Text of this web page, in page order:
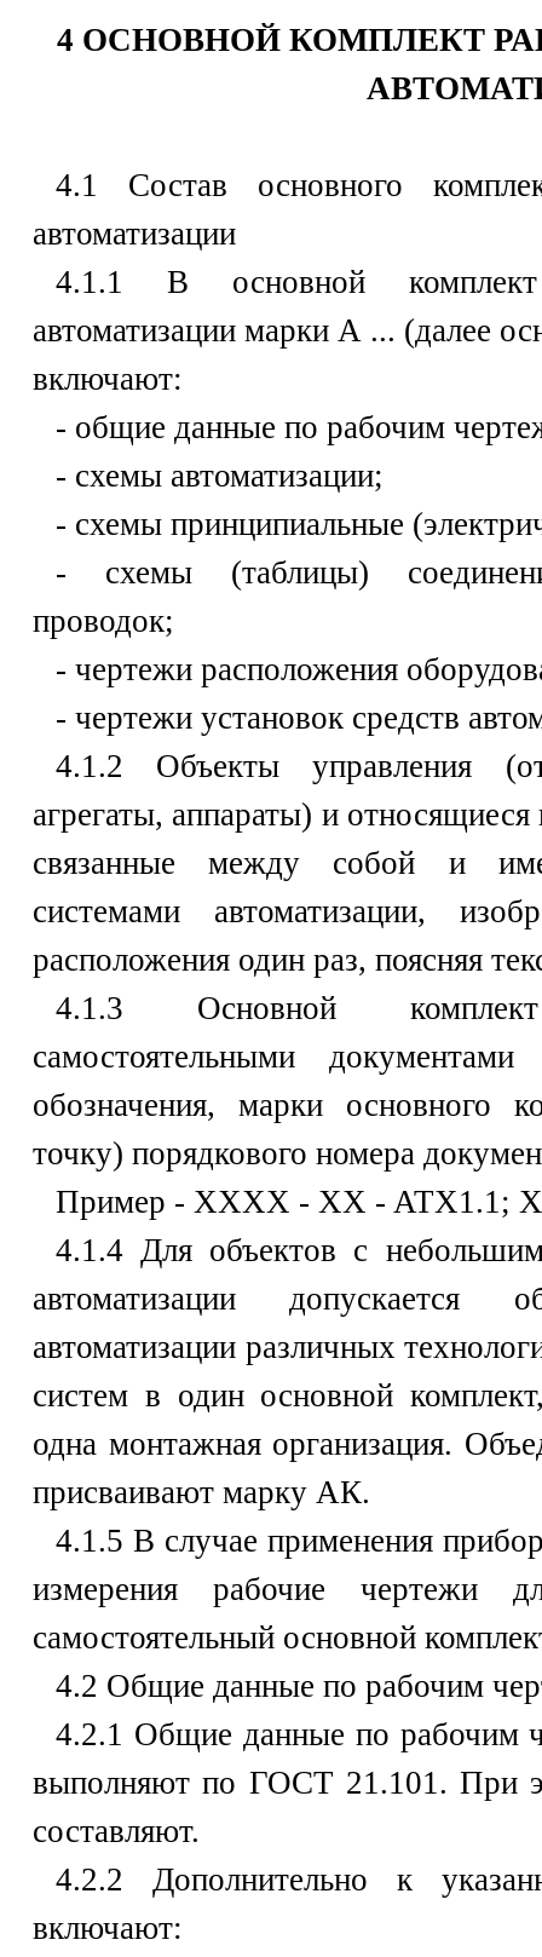
4 ОСНОВНОЙ КОМПЛЕКТ
4.1 Состав основного
автоматизации
4.1.1 В основной
автоматизации марки А ... (далее
включают:
- общие данные по рабочим
- схемы автоматизации;
- схемы принципиальные
- схемы (таблицы)
проводок;
- чертежи расположения
- чертежи установок средств
4.1.2 Объекты управления
агрегаты, аппараты) и
связанные между собой и
системами автоматизации,
расположения один раз, поясняя
4.1.3 Основной
самостоятельными
обозначения, марки основного
точку) порядкового номера
Пример - XXXX - XX - ATX1.1;
4.1.4 Для объектов с
автоматизации допускается
автоматизации различных
систем в один основной
одна монтажная организация.
присваивают марку АК.
4.1.5 В случае применения
измерения рабочие
самостоятельный основной
4.2 Общие данные по рабочим
4.2.1 Общие данные по рабочим
выполняют по ГОСТ 21.101. При
составляют.
4.2.2 Дополнительно к
включают: